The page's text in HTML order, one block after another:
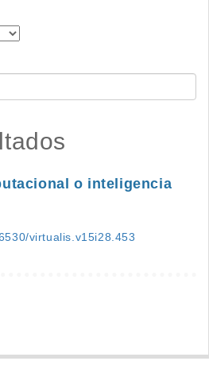
o inteligencia
virtualis.v15i28.453